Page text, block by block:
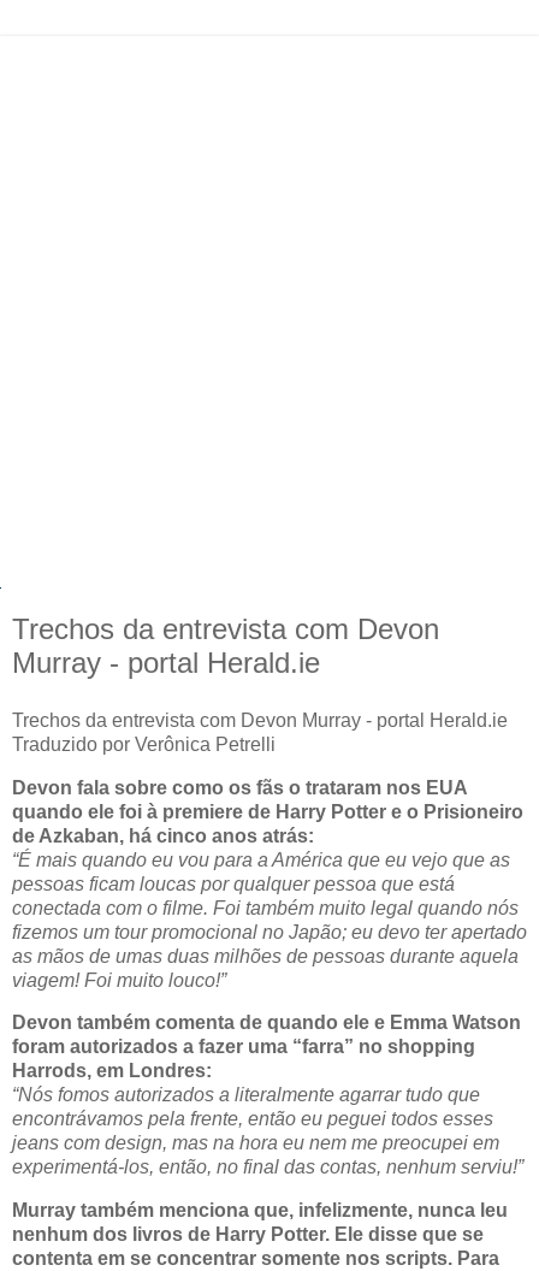
Trechos da entrevista com Devon
Murray - portal Herald.ie
Trechos da entrevista com Devon Murray - portal Herald.ie
Traduzido por Verônica Petrelli
Devon fala sobre como os fãs o trataram nos EUA
quando ele foi à premiere de Harry Potter e o Prisioneiro
de Azkaban, há cinco anos atrás:
“É mais quando eu vou para a América que eu vejo que as
pessoas ficam loucas por qualquer pessoa que está
conectada com o filme. Foi também muito legal quando nós
fizemos um tour promocional no Japão; eu devo ter apertado
as mãos de umas duas milhões de pessoas durante aquela
viagem! Foi muito louco!”
Devon também comenta de quando ele e Emma Watson
foram autorizados a fazer uma “farra” no shopping
Harrods, em Londres:
“Nós fomos autorizados a literalmente agarrar tudo que
encontrávamos pela frente, então eu peguei todos esses
jeans com design, mas na hora eu nem me preocupei em
experimentá-los, então, no final das contas, nenhum serviu!”
Murray também menciona que, infelizmente, nunca leu
nenhum dos livros de Harry Potter. Ele disse que se
contenta em se concentrar somente nos scripts. Para